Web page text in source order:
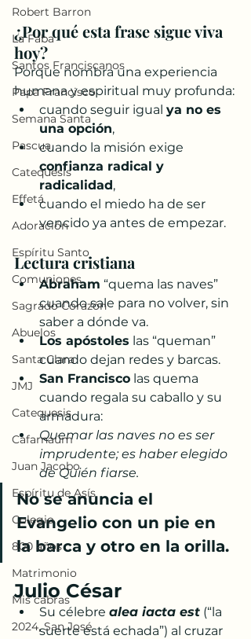
Robert Barron
La Faba
Santos Franciscanos
Papa Francisco
Semana Santa
Pascua
Catequesis
Effetá
Adoración
Espíritu Santo
Comuniones
Sagrado Corazón
Abuelos
Santa Clara
JMJ
Catequesis
Cafarnaúm
Juan Jacobo
Espíritu de Asís
Colegio
800 años
Matrimonio
Mis cabras
2024, San José
¿Por qué esta frase sigue viva
hoy?
Porque nombra una experiencia
humana y espiritual muy profunda:
cuando seguir igual ya no es
una opción,
cuando la misión exige
confianza radical y
radicalidad,
cuando el miedo ha de ser
vencido ya antes de empezar.
Lectura cristiana
Abraham “quema las naves”
cuando sale para no volver, sin
saber a dónde va.
Los apóstoles las “queman”
cuando dejan redes y barcas.
San Francisco las quema
cuando regala su caballo y su
armadura:
Quemar las naves no es ser
imprudente; es haber elegido
de Quién fiarse.
No se anuncia el
Evangelio con un pie en
la barca y otro en la orilla.
Julio César
Su célebre alea iacta est (“la
suerte está echada”) al cruzar